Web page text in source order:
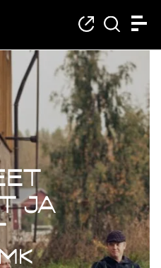
ja